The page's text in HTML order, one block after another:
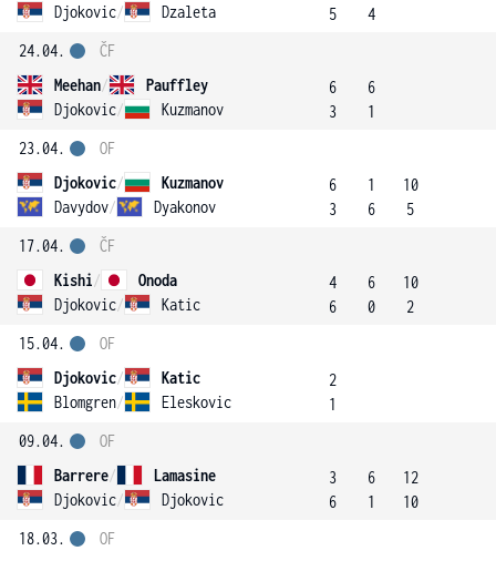
Djokovic/ Dzaleta
5
4
24.04.
Meehan/
Pauffley
Djokovic/ Kuzmanov
ČF
6
3
6
1
23.04.
Djokovic/
Kuzmanov
Davydov/ Dyakonov
OF
6
3
1
6
10
5
17.04.
Kishi/
Onoda
Djokovic/ Katic
ČF
4
6
6
0
10
2
15.04.
Djokovic/
Katic
Blomgren/ Eleskovic
OF
2
1
09.04.
Barrere/
Lamasine
Djokovic/ Djokovic
OF
3
6
6
1
12
10
18.03.
OF